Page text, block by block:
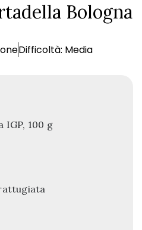
Bologna
Difficoltà: Media
IGP, 100 g